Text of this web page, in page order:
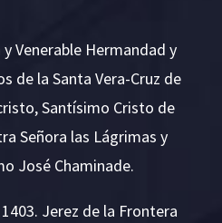
Venerable Hermandad y
de la Santa Vera-Cruz de
Santísimo Cristo de
Señora las Lágrimas y
José Chaminade.
Jerez de la Frontera